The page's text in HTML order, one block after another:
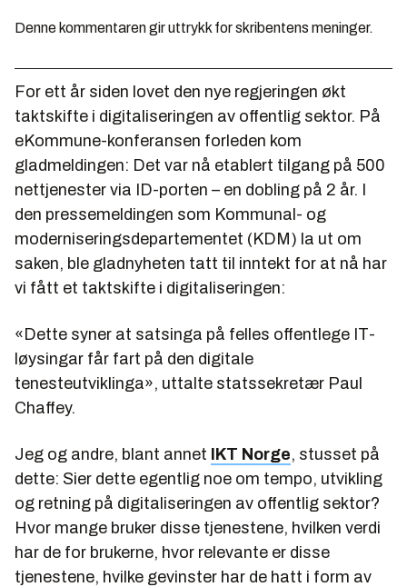
Denne kommentaren gir uttrykk for skribentens meninger.
For ett år siden lovet den nye regjeringen økt
taktskifte i digitaliseringen av offentlig sektor. På
eKommune-konferansen forleden kom
gladmeldingen: Det var nå etablert tilgang på 500
nettjenester via ID-porten – en dobling på 2 år. I
den pressemeldingen som Kommunal- og
moderniseringsdepartementet (KDM) la ut om
saken, ble gladnyheten tatt til inntekt for at nå har
vi fått et taktskifte i digitaliseringen:
«Dette syner at satsinga på felles offentlege IT-
løysingar får fart på den digitale
tenesteutviklinga», uttalte statssekretær Paul
Chaffey.
Jeg og andre, blant annet IKT Norge, stusset på
dette: Sier dette egentlig noe om tempo, utvikling
og retning på digitaliseringen av offentlig sektor?
Hvor mange bruker disse tjenestene, hvilken verdi
har de for brukerne, hvor relevante er disse
tjenestene, hvilke gevinster har de hatt i form av